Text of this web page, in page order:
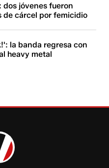
dos jóvenes fueron
de cárcel por femicidio
la banda regresa con
heavy metal